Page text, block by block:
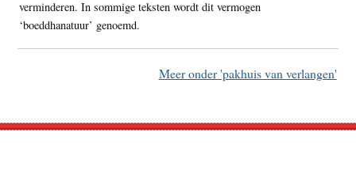
verminderen. In sommige teksten wordt dit vermogen
‘boeddhanatuur’ genoemd.
Meer onder 'pakhuis van verlangen'